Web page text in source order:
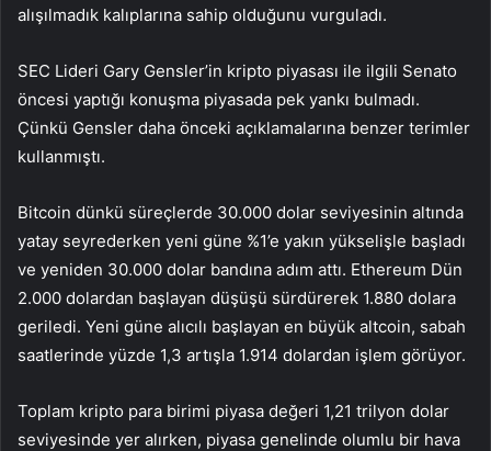
alışılmadık kalıplarına sahip olduğunu vurguladı.
SEC Lideri Gary Gensler’in kripto piyasası ile ilgili Senato
öncesi yaptığı konuşma piyasada pek yankı bulmadı.
Çünkü Gensler daha önceki açıklamalarına benzer terimler
kullanmıştı.
Bitcoin dünkü süreçlerde 30.000 dolar seviyesinin altında
yatay seyrederken yeni güne %1’e yakın yükselişle başladı
ve yeniden 30.000 dolar bandına adım attı. Ethereum Dün
2.000 dolardan başlayan düşüşü sürdürerek 1.880 dolara
geriledi. Yeni güne alıcılı başlayan en büyük altcoin, sabah
saatlerinde yüzde 1,3 artışla 1.914 dolardan işlem görüyor.
Toplam kripto para birimi piyasa değeri 1,21 trilyon dolar
seviyesinde yer alırken, piyasa genelinde olumlu bir hava